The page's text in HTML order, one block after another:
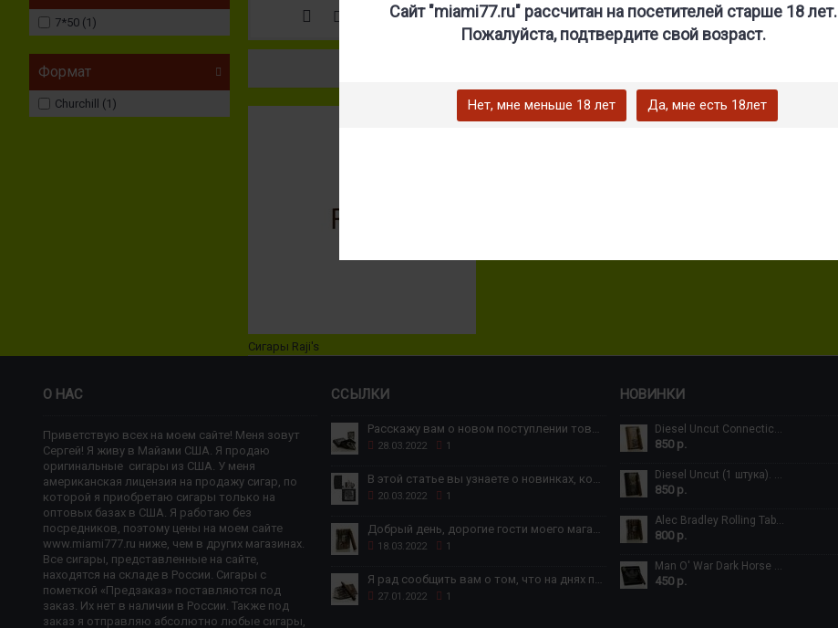
Сайт "miami77.ru" рассчитан на посетителей старше 18 лет.
Пожалуйста, подтвердите свой возраст.
Нет, мне меньше 18 лет Да, мне есть 18лет
7*50 (1)
Формат
Churchill (1)
Сигары Raji's
О НАС
Приветствую всех на моем сайте! Меня зовут
Сергей! Я живу в Майами США. Я продаю
оригинальные сигары из США. У меня
американская лицензия на продажу сигар, по
которой я приобретаю сигары только на
оптовых базах в США. Я работаю без
посредников, поэтому цены на моем сайте
www.miami777.ru ниже, чем в других магазинах.
Все сигары, представленные на сайте,
находятся на складе в России. Сигары с
пометкой «Предзаказ» поставляются под
заказ. Их нет в наличии в России. Также под
заказ я отправляю абсолютно любые сигары,
ССЫЛКИ
Расскажу вам о новом поступлении товаров
28.03.2022 1
В этой статье вы узнаете о новинках, которые теперь есть в наличии на складе в России
20.03.2022 1
Добрый день, дорогие гости моего магазина!
18.03.2022 1
Я рад сообщить вам о том, что на днях получил новинки от бренда табака Роки Патель
27.01.2022 1
НОВИНКИ
Diesel Uncut Connecticut (1 штука). Connecticut 5(1/2)*50 Robusto (№2519)
850 р.
Diesel Uncut (1 штука). Pennsylvania Broadleaf 5(1/2)*50 Robusto (№2518)
850 р.
Alec Bradley Rolling Table (1 штука) Varied 6*60 Gordo (№2517)
800 р.
Man O' War Dark Horse (1 штука). Maduro 4*32 Cigarillos (№2516)
450 р.